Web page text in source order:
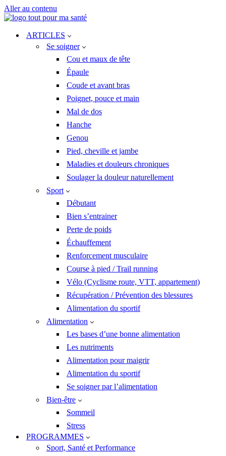
Aller au contenu
ARTICLES
Se soigner
Cou et maux de tête
Épaule
Coude et avant bras
Poignet, pouce et main
Mal de dos
Hanche
Genou
Pied, cheville et jambe
Maladies et douleurs chroniques
Soulager la douleur naturellement
Sport
Débutant
Bien s’entrainer
Perte de poids
Échauffement
Renforcement musculaire
Course à pied / Trail running
Vélo (Cyclisme route, VTT, appartement)
Récupération / Prévention des blessures
Alimentation du sportif
Alimentation
Les bases d’une bonne alimentation
Les nutriments
Alimentation pour maigrir
Alimentation du sportif
Se soigner par l’alimentation
Bien-être
Sommeil
Stress
PROGRAMMES
Sport, Santé et Performance